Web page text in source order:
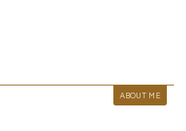
ABOUT ME